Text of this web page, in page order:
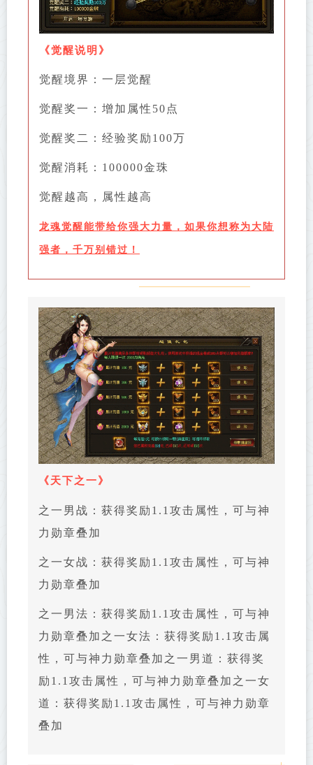
《觉醒说明 》
觉醒境界：一层觉醒
觉醒奖一：增加属性50点
觉醒奖二：经验奖励100万
觉醒消耗：100000金珠
觉醒越高，属性越高
龙魂觉醒能带给你强大力量，如果你想称为大陆
强者，千万别错过！
《 天下之一》
之一男战：获得奖励1.1攻击属性，可与神
力勋章叠加
之一女战：获得奖励1.1攻击属性，可与神
力勋章叠加
之一男法：获得奖励1.1攻击属性，可与神
力勋章叠加之一女法：获得奖励1.1攻击属
性，可与神力勋章叠加之一男道：获得奖
励1.1攻击属性，可与神力勋章叠加之一女
道：获得奖励1.1攻击属性，可与神力勋章
叠加